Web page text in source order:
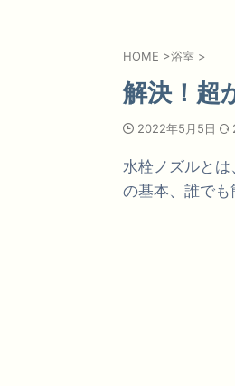
HOME >浴室 >
解決！超
2022年5月5日
水栓ノズルと
の基本、誰でも